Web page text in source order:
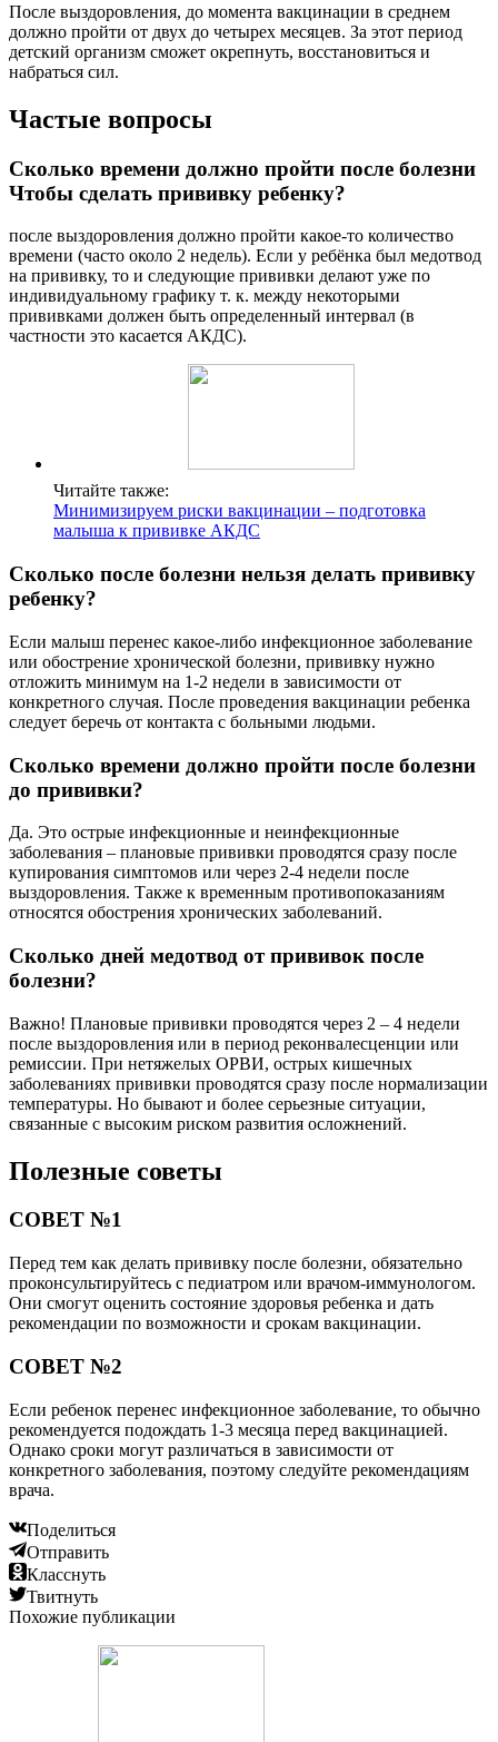
После выздоровления, до момента вакцинации в среднем
должно пройти от двух до четырех месяцев. За этот период
детский организм сможет окрепнуть, восстановиться и
набраться сил.
Частые вопросы
Сколько времени должно пройти после болезни
Чтобы сделать прививку ребенку?
после выздоровления должно пройти какое-то количество
времени (часто около 2 недель). Если у ребёнка был медотвод
на прививку, то и следующие прививки делают уже по
индивидуальному графику т. к. между некоторыми
прививками должен быть определенный интервал (в
частности это касается АКДС).
Читайте также:
Минимизируем риски вакцинации – подготовка
малыша к прививке АКДС
Сколько после болезни нельзя делать прививку
ребенку?
Если малыш перенес какое-либо инфекционное заболевание
или обострение хронической болезни, прививку нужно
отложить минимум на 1-2 недели в зависимости от
конкретного случая. После проведения вакцинации ребенка
следует беречь от контакта с больными людьми.
Сколько времени должно пройти после болезни
до прививки?
Да. Это острые инфекционные и неинфекционные
заболевания – плановые прививки проводятся сразу после
купирования симптомов или через 2-4 недели после
выздоровления. Также к временным противопоказаниям
относятся обострения хронических заболеваний.
Сколько дней медотвод от прививок после
болезни?
Важно! Плановые прививки проводятся через 2 – 4 недели
после выздоровления или в период реконвалесценции или
ремиссии. При нетяжелых ОРВИ, острых кишечных
заболеваниях прививки проводятся сразу после нормализации
температуры. Но бывают и более серьезные ситуации,
связанные с высоким риском развития осложнений.
Полезные советы
СОВЕТ №1
Перед тем как делать прививку после болезни, обязательно
проконсультируйтесь с педиатром или врачом-иммунологом.
Они смогут оценить состояние здоровья ребенка и дать
рекомендации по возможности и срокам вакцинации.
СОВЕТ №2
Если ребенок перенес инфекционное заболевание, то обычно
рекомендуется подождать 1-3 месяца перед вакцинацией.
Однако сроки могут различаться в зависимости от
конкретного заболевания, поэтому следуйте рекомендациям
врача.
Поделиться
Отправить
Класснуть
Твитнуть
Похожие публикации